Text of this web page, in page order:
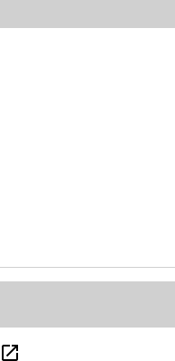
open_in_new